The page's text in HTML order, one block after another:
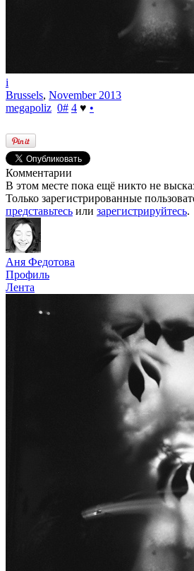
i
Brussels, November 2013
megapoliz 0# 4 ♥ •
Комментарии
В этом месте пока ещё никто не
Только зарегистрированные
представьтесь или зарегистрируйтесь.
Аня Федотова
Профиль
Лента